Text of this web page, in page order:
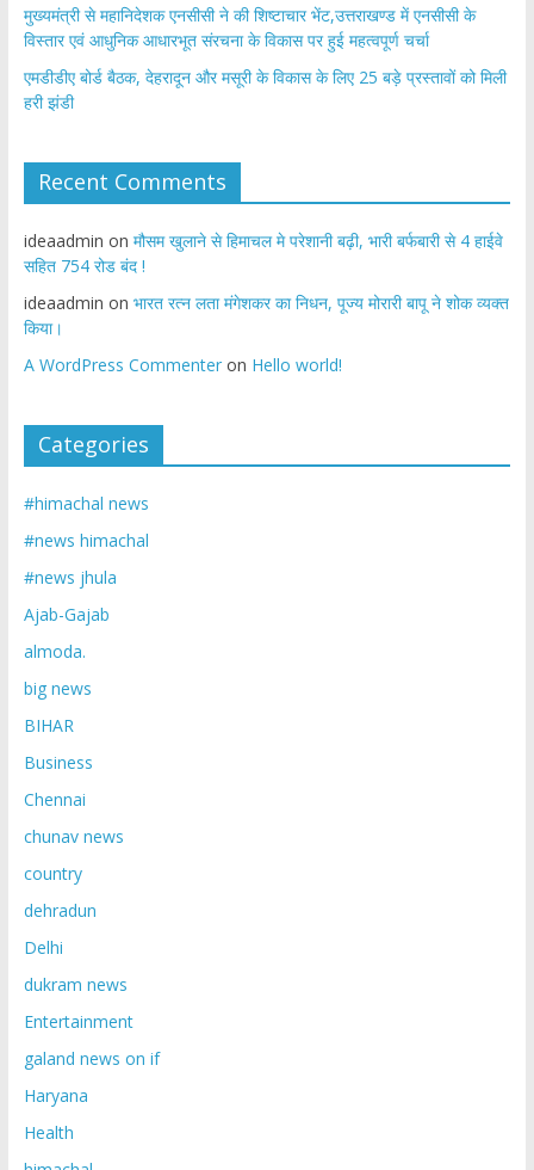
मुख्यमंत्री से महानिदेशक एनसीसी ने की शिष्टाचार भेंट,उत्तराखण्ड में एनसीसी के
विस्तार एवं आधुनिक आधारभूत संरचना के विकास पर हुई महत्वपूर्ण चर्चा
एमडीडीए बोर्ड बैठक, देहरादून और मसूरी के विकास के लिए 25 बड़े प्रस्तावों को मिली
हरी झंडी
Recent Comments
ideaadmin on मौसम खुलाने से हिमाचल मे परेशानी बढ़ी, भारी बर्फबारी से 4 हाईवे
सहित 754 रोड बंद !
ideaadmin on भारत रत्न लता मंगेशकर का निधन, पूज्य मोरारी बापू ने शोक व्यक्त
किया।
A WordPress Commenteron Hello world!
Categories
#himachal news
#news himachal
#news jhula
Ajab-Gajab
almoda.
big news
BIHAR
Business
Chennai
chunav news
country
dehradun
Delhi
dukram news
Entertainment
galand news on if
Haryana
Health